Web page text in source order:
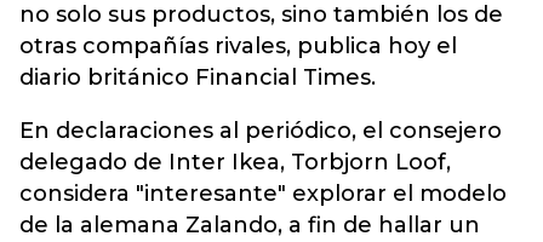
no solo sus productos, sino también los de
otras compañías rivales, publica hoy el
diario británico Financial Times.
En declaraciones al periódico, el consejero
delegado de Inter Ikea, Torbjorn Loof,
considera "interesante" explorar el modelo
de la alemana Zalando, a fin de hallar un